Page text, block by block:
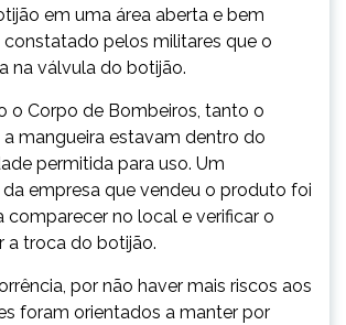
em uma área aberta e bem
pelos militares que o
na válvula do botijão.
o Corpo de Bombeiros, tanto o
mangueira estavam dentro do
permitida para uso. Um
empresa que vendeu o produto foi
comparecer no local e verificar o
a troca do botijão.
por não haver mais riscos aos
foram orientados a manter por